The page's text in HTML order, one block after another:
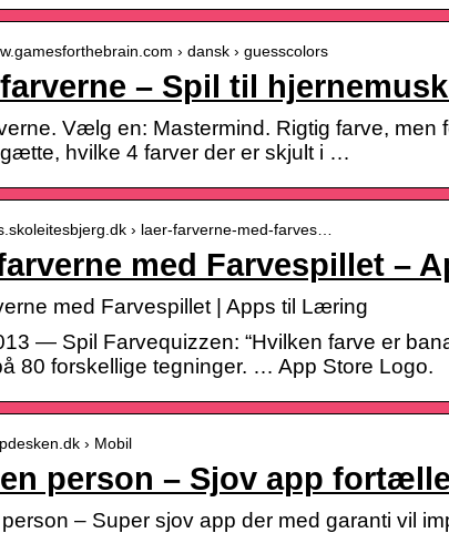
› dansk › guesscolors
– Spil til
Vælg en: Mastermind. Rigtig farve, men
hvilke 4 farver der er skjult i …
› laer-farverne-med-farves…
med Farvespillet –
med Farvespillet | Apps til Læring
— Spil Farvequizzen: “Hvilken farve er
80 forskellige tegninger. … App Store Logo.
› Mobil
person – Sjov app
– Super sjov app der med garanti vil